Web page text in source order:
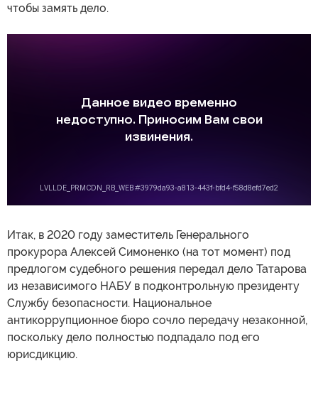
чтобы замять дело.
Итак, в 2020 году заместитель Генерального
прокурора Алексей Симоненко (на тот момент) под
предлогом судебного решения передал дело Татарова
из независимого НАБУ в подконтрольную президенту
Службу безопасности. Национальное
антикоррупционное бюро сочло передачу незаконной,
поскольку дело полностью подпадало под его
юрисдикцию.